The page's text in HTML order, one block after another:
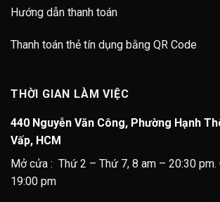
Hướng dẫn thanh toán
Thanh toán thẻ tín dụng bằng QR Code
THỜI GIAN LÀM VIỆC
440 Nguyễn Văn Công, Phường Hạnh
Vấp, HCM
Mở cửa : Thứ 2 – Thứ 7, 8 am – 20:30 pm.
19:00 pm